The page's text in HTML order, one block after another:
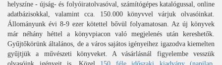
helyszíne - újság- és folyóiratolvasóval, számítógépes katalógussal, online
adatbázisokkal, valamint cca. 150.000 könyvvel várjuk olvasóinkat.
Állományunk évi 8-9 ezer kötettel bővül folyamatosan. Az új könyvek
már néhány héttel a könyvpiacon való megjelenés után kereshetők.
Gyűjtőkörünk általános, de a város sajátos igényeihez igazodva kiemelten
gyűjtjük a művészeti könyveket. A vásárlásnál figyelembe vesszük